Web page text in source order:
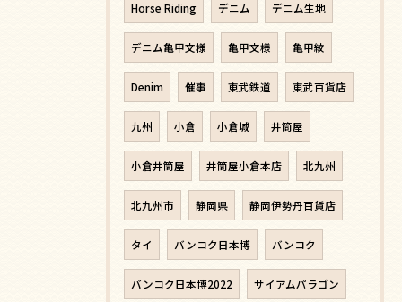
Horse Riding デニム デニム生地
デニム亀甲文様 亀甲文様 亀甲紋
Denim 催事 東武鉄道 東武百貨店
九州 小倉 小倉城 井筒屋
小倉井筒屋 井筒屋小倉本店 北九州
北九州市 静岡県 静岡伊勢丹百貨店
タイ バンコク日本博 バンコク
バンコク日本博2022 サイアムパラゴン